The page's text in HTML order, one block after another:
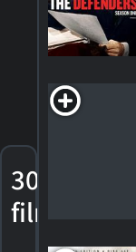
30
films